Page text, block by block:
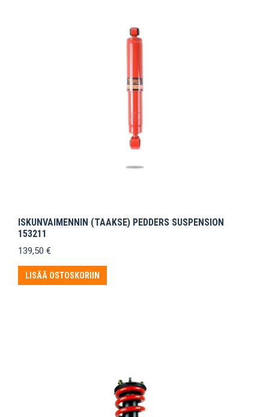
ISKUNVAIMENNIN (TAAKSE) PEDDERS SUSPENSION
153211
139,50 €
LISÄÄ OSTOSKORIIN